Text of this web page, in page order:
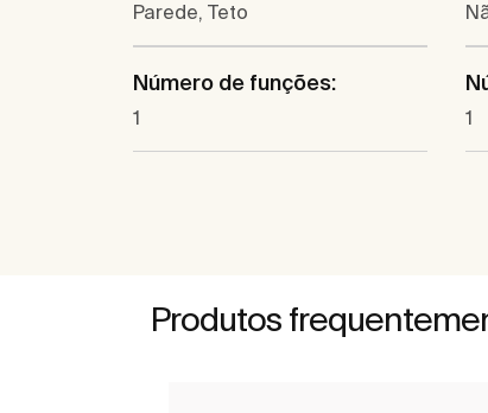
Parede, Teto
Número de funções:
1 1
Produtos